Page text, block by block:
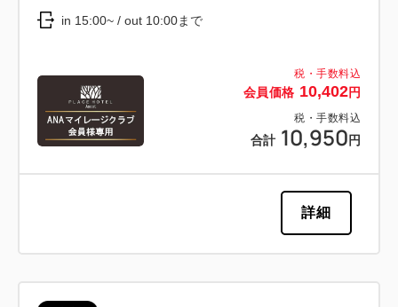
税・手数料込
会員価格 10,402円
税・手数料込
合計 10,950 円
in 15:00~ / out 10:00まで
詳細